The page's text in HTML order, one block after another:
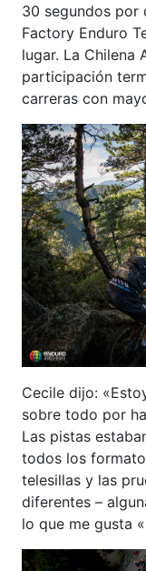
30 segundos por
Factory Enduro
lugar. La Chilena
participación
carreras con
Cecile dijo:
sobre todo por
Las pistas
todos los
telesillas y las
diferentes –
lo que me gusta